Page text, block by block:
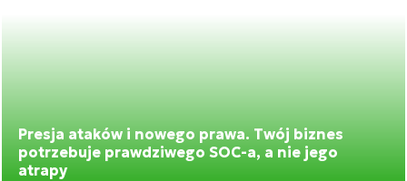
Presja ataków i nowego prawa. Twój biznes
potrzebuje prawdziwego SOC-a, a nie jego
atrapy